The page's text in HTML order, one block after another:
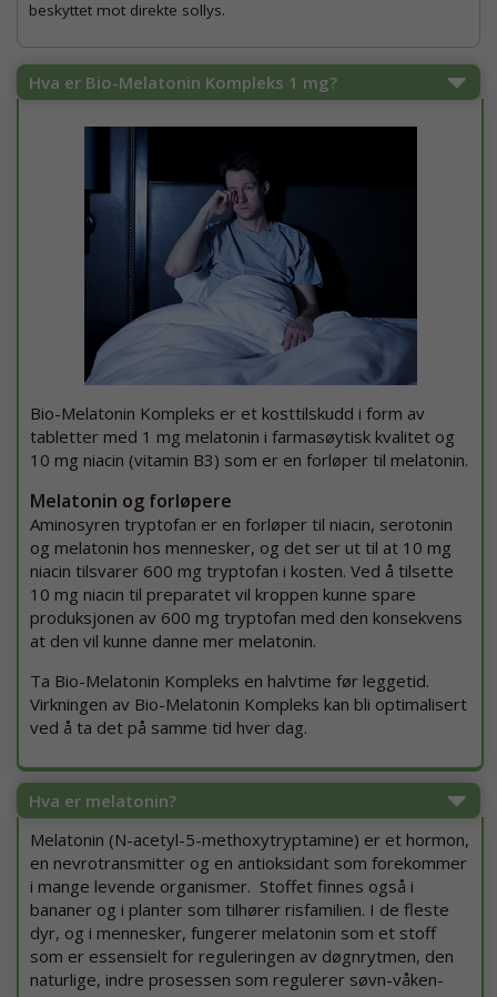
beskyttet mot direkte sollys.
Hva er Bio-Melatonin Kompleks 1 mg?
Bio-Melatonin Kompleks er et kosttilskudd i form av
tabletter med 1 mg melatonin i farmasøytisk kvalitet og
10 mg niacin (vitamin B3) som er en forløper til melatonin.
Melatonin og forløpere
Aminosyren tryptofan er en forløper til niacin, serotonin
og melatonin hos mennesker, og det ser ut til at 10 mg
niacin tilsvarer 600 mg tryptofan i kosten. Ved å tilsette
10 mg niacin til preparatet vil kroppen kunne spare
produksjonen av 600 mg tryptofan med den konsekvens
at den vil kunne danne mer melatonin.
Ta Bio-Melatonin Kompleks en halvtime før leggetid.
Virkningen av Bio-Melatonin Kompleks kan bli optimalisert
ved å ta det på samme tid hver dag.
Hva er melatonin?
Melatonin (N-acetyl-5-methoxytryptamine) er et hormon,
en nevrotransmitter og en antioksidant som forekommer
i mange levende organismer. Stoffet finnes også i
bananer og i planter som tilhører risfamilien. I de fleste
dyr, og i mennesker, fungerer melatonin som et stoff
som er essensielt for reguleringen av døgnrytmen, den
naturlige, indre prosessen som regulerer søvn-våken-